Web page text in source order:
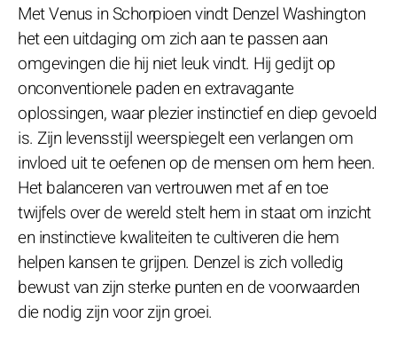
Met Venus in Schorpioen vindt Denzel Washington
het een uitdaging om zich aan te passen aan
omgevingen die hij niet leuk vindt. Hij gedijt op
onconventionele paden en extravagante
oplossingen, waar plezier instinctief en diep gevoeld
is. Zijn levensstijl weerspiegelt een verlangen om
invloed uit te oefenen op de mensen om hem heen.
Het balanceren van vertrouwen met af en toe
twijfels over de wereld stelt hem in staat om inzicht
en instinctieve kwaliteiten te cultiveren die hem
helpen kansen te grijpen. Denzel is zich volledig
bewust van zijn sterke punten en de voorwaarden
die nodig zijn voor zijn groei.